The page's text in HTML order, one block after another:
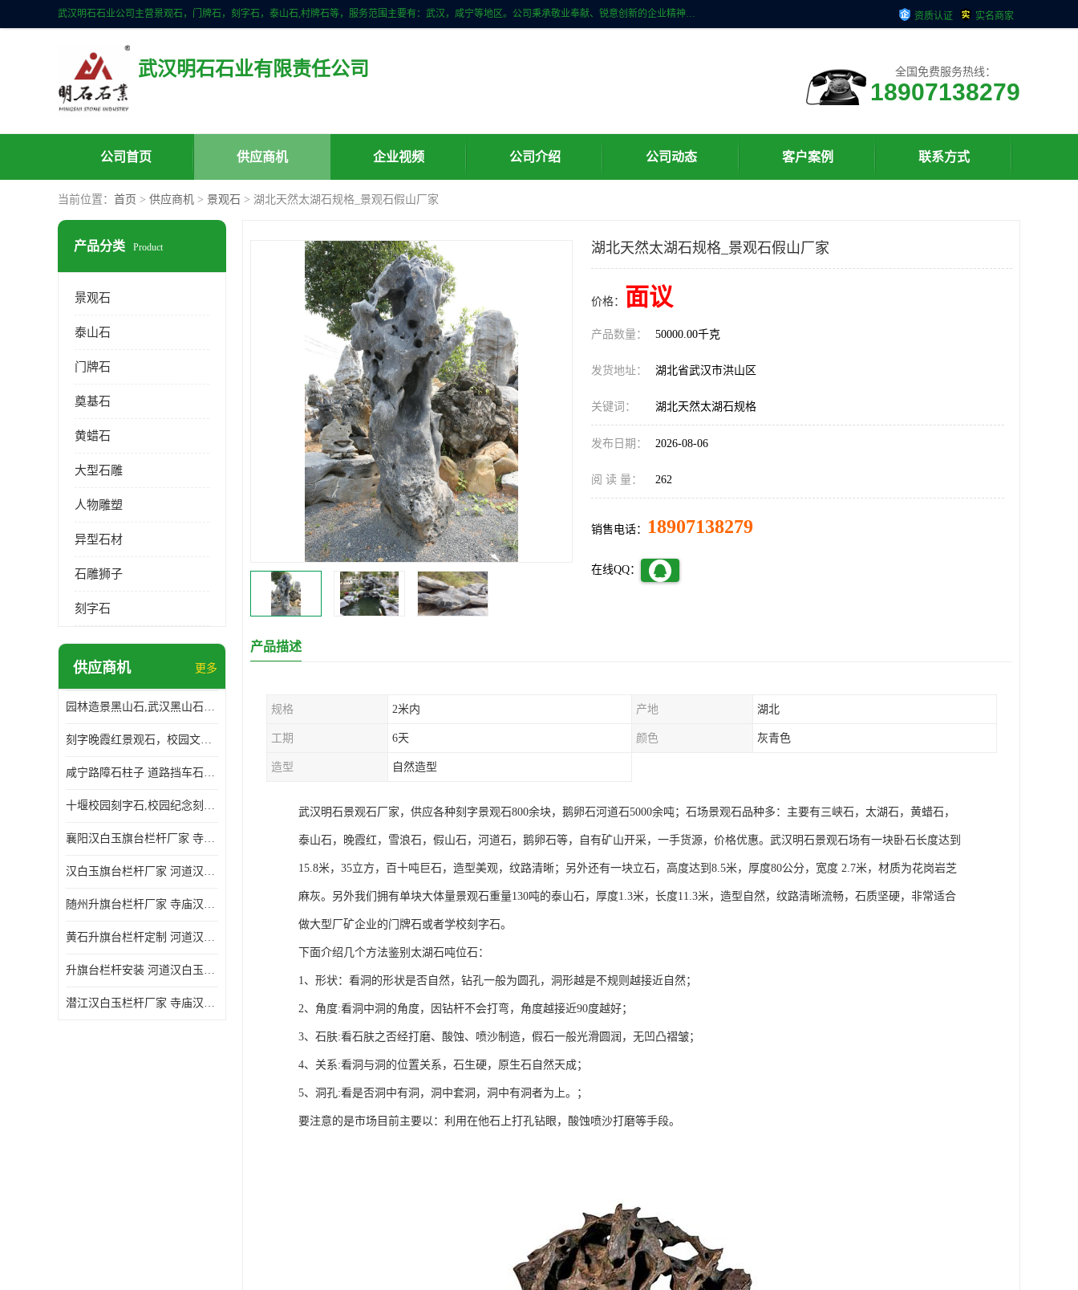
武汉明石石业公司主营景观石，门牌石，刻字石，泰山石,村牌石等，服务范围主要有：武汉，咸宁等地区。公司秉承敬业奉献、锐意创新的企业精神，从无到有，从小到大，以一种产业报国的创业精神，竭诚为客户提供服务，为社会设计财富。 资质认证 实名商家
武汉明石石业有限责任公司 全国免费服务热线：
18907138279
公司首页 供应商机 企业视频 公司介绍 公司动态 客户案例 联系方式
当前位置： 首页 > 供应商机 > 景观石 > 湖北天然太湖石规格_景观石假山厂家
产品分类 Product
景观石
泰山石
门牌石
奠基石
黄蜡石
大型石雕
人物雕塑
异型石材
石雕狮子
刻字石
供应商机 更多
园林造景黑山石,武汉黑山石造景,日式园林黑山石加工
刻字晚霞红景观石，校园文化石头刻字涂油漆，大学刻字石
咸宁路障石柱子 道路挡车石柱子 芝麻白路障石柱子 防撞石柱子
十堰校园刻字石,校园纪念刻字石,捐赠石刻字
襄阳汉白玉旗台栏杆厂家 寺庙汉白玉栏杆
汉白玉旗台栏杆厂家 河道汉白玉栏杆经久耐用
随州升旗台栏杆厂家 寺庙汉白玉栏杆
黄石升旗台栏杆定制 河道汉白玉栏杆经久耐用
升旗台栏杆安装 河道汉白玉栏杆经久耐用
潜江汉白玉栏杆厂家 寺庙汉白玉栏杆
湖北天然太湖石规格_景观石假山厂家
价格： 面议
产品数量： 50000.00千克
发货地址： 湖北省武汉市洪山区
关键词： 湖北天然太湖石规格
发布日期： 2026-08-06
阅 读 量： 262
销售电话： 18907138279
在线QQ：
产品描述
规格 2米内 产地 湖北
工期 6天 颜色 灰青色
造型 自然造型
武汉明石景观石厂家，供应各种刻字景观石800余块，鹅卵石河道石5000余吨；石场景观石品种多：主要有三峡石，太湖石，黄蜡石，
泰山石，晚霞红，雪浪石，假山石，河道石，鹅卵石等，自有矿山开采，一手货源，价格优惠。武汉明石景观石场有一块卧石长度达到
15.8米，35立方，百十吨巨石，造型美观，纹路清晰；另外还有一块立石，高度达到8.5米，厚度80公分，宽度 2.7米，材质为花岗岩芝
麻灰。另外我们拥有单块大体量景观石重量130吨的泰山石，厚度1.3米，长度11.3米，造型自然，纹路清晰流畅，石质坚硬，非常适合
做大型厂矿企业的门牌石或者学校刻字石。
下面介绍几个方法鉴别太湖石吨位石：
1、形状：看洞的形状是否自然，钻孔一般为圆孔，洞形越是不规则越接近自然；
2、角度:看洞中洞的角度，因钻杆不会打弯，角度越接近90度越好；
3、石肤:看石肤之否经打磨、酸蚀、喷沙制造，假石一般光滑圆润，无凹凸褶皱；
4、关系:看洞与洞的位置关系，石生硬，原生石自然天成；
5、洞孔:看是否洞中有洞，洞中套洞，洞中有洞者为上。；
要注意的是市场目前主要以：利用在他石上打孔钻眼，酸蚀喷沙打磨等手段。